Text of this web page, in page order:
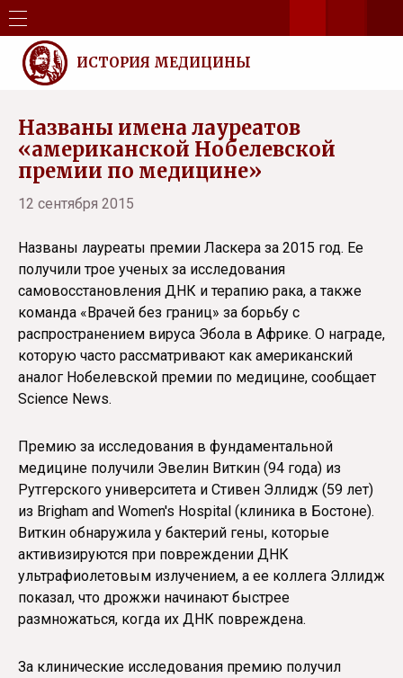
ИСТОРИЯ МЕДИЦИНЫ
Названы имена лауреатов
«американской Нобелевской
премии по медицине»
12 сентября 2015
Названы лауреаты премии Ласкера за 2015 год. Ее
получили трое ученых за исследования
самовосстановления ДНК и терапию рака, а также
команда «Врачей без границ» за борьбу с
распространением вируса Эбола в Африке. О награде,
которую часто рассматривают как американский
аналог Нобелевской премии по медицине, сообщает
Science News.
Премию за исследования в фундаментальной
медицине получили Эвелин Виткин (94 года) из
Рутгерского университета и Стивен Эллидж (59 лет)
из Brigham and Women's Hospital (клиника в Бостоне).
Виткин обнаружила у бактерий гены, которые
активизируются при повреждении ДНК
ультрафиолетовым излучением, а ее коллега Эллидж
показал, что дрожжи начинают быстрее
размножаться, когда их ДНК повреждена.
За клинические исследования премию получил